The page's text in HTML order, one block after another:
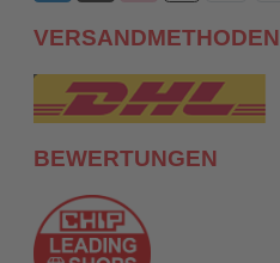
VERSANDMETHODEN
BEWERTUNGEN